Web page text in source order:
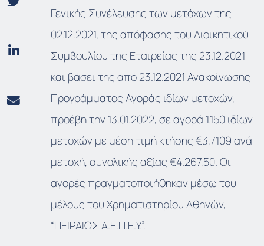
Γενικής Συνέλευσης των μετόχων της
02.12.2021, της απόφασης του Διοικητικού
Συμβουλίου της Εταιρείας της 23.12.2021
και βάσει της από 23.12.2021 Ανακοίνωσης
Προγράμματος Αγοράς ιδίων μετοχών,
προέβη την 13.01.2022, σε αγορά 1.150 ιδίων
μετοχών με μέση τιμή κτήσης €3,7109 ανά
μετοχή, συνολικής αξίας €4.267,50. Οι
αγορές πραγματοποιήθηκαν μέσω του
μέλους του Χρηματιστηρίου Αθηνών,
“ΠΕΙΡΑΙΩΣ Α.Ε.Π.Ε.Υ.”.